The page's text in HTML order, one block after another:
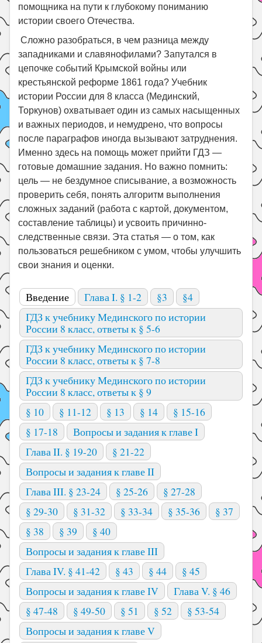
помощника на пути к глубокому пониманию
истории своего Отечества.
Сложно разобраться, в чем разница между
западниками и славянофилами? Запутался в
цепочке событий Крымской войны или
крестьянской реформе 1861 года? Учебник
истории России для 8 класса (Мединский,
Торкунов) охватывает один из самых насыщенных
и важных периодов, и немудрено, что вопросы
после параграфов иногда вызывают затруднения.
Именно здесь на помощь может прийти ГДЗ —
готовые домашние задания. Но важно помнить:
цель — не бездумное списывание, а возможность
проверить себя, понять алгоритм выполнения
сложных заданий (работа с картой, документом,
составление таблицы) и усвоить причинно-
следственные связи. Эта статья — о том, как
пользоваться решебником с умом, чтобы улучшить
свои знания и оценки.
Введение Глава I. § 1-2 §3
§4
ГДЗ к учебнику Мединского по истории
России 8 класс, ответы к § 5-6
ГДЗ к учебнику Мединского по истории
России 8 класс, ответы к § 7-8
ГДЗ к учебнику Мединского по истории
России 8 класс, ответы к § 9
§ 10
§ 11-12 § 13 § 14
§ 15-16
§ 17-18
Вопросы и задания к главе I
Глава II. § 19-20
§ 21-22
Вопросы и задания к главе II
Глава III. § 23-24
§ 25-26
§ 27-28
§ 29-30
§ 31-32 § 33-34 § 35-36
§ 37
§ 38
§ 39
§ 40
Вопросы и задания к главе III
Глава IV. § 41-42
§ 43 § 44
§ 45
Вопросы и задания к главе IV
Глава V. § 46
§ 47-48
§ 49-50 § 51 § 52
§ 53-54
Вопросы и задания к главе V